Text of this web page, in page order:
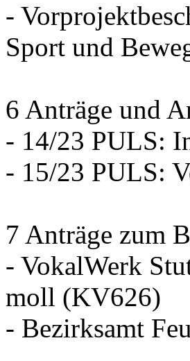
-
Sport und
6 Anträge und
- 14/23 PULS:
- 15/23 PULS:
7 Anträge zum
- VokalWerk
moll (KV626)
- Bezirksamt